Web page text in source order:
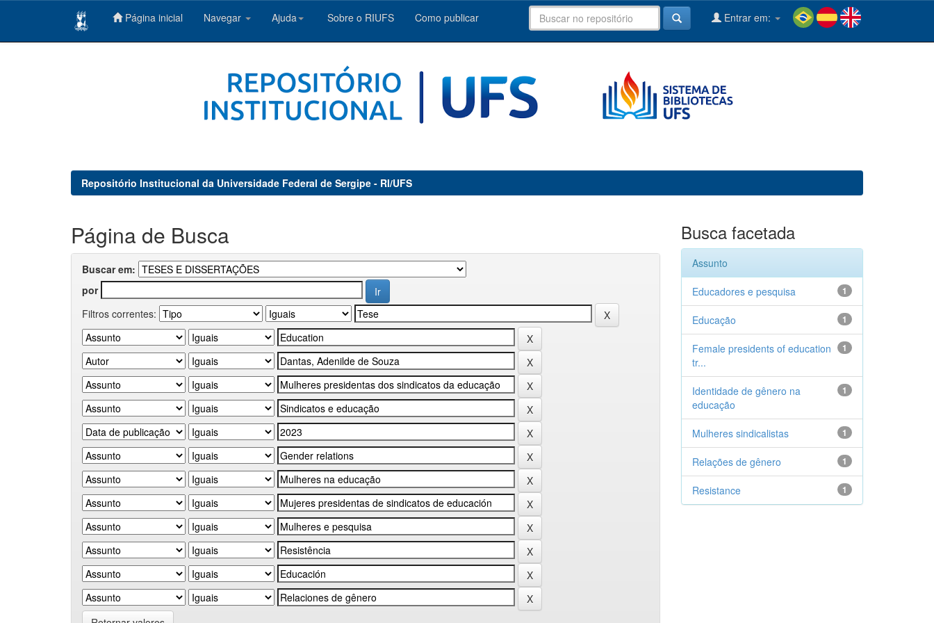
Página inicial Navegar Ajuda Sobre o RIUFS Como publicar Entrar em:
Repositório Institucional da Universidade Federal de Sergipe - RI/UFS
Página de Busca
Buscar em:
por
Filtros correntes:
Busca facetada
Assunto
1
Educadores e pesquisa
1
Educação
1
Female presidents of education
tr...
1
Identidade de gênero na
educação
1
Mulheres sindicalistas
1
Relações de gênero
1
Resistance